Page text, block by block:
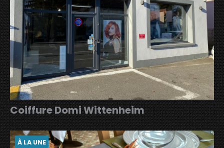
Coiffure Domi Wittenheim
À LA UNE